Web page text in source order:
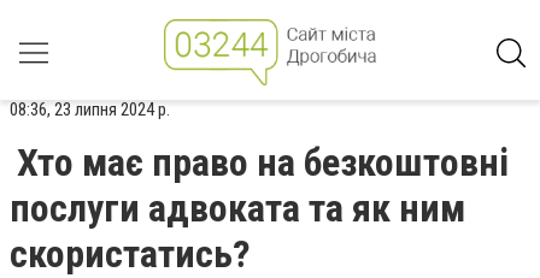
08:36, 23 липня 2024 р.
Хто має право на безкоштовні
послуги адвоката та як ним
скористатись?